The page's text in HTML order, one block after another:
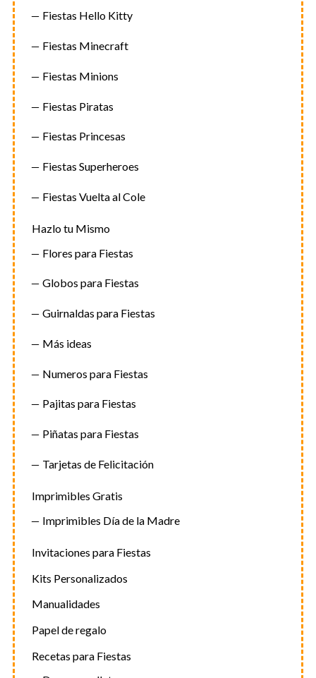
Fiestas Hello Kitty
Fiestas Minecraft
Fiestas Minions
Fiestas Piratas
Fiestas Princesas
Fiestas Superheroes
Fiestas Vuelta al Cole
Hazlo tu Mismo
Flores para Fiestas
Globos para Fiestas
Guirnaldas para Fiestas
Más ideas
Numeros para Fiestas
Pajitas para Fiestas
Piñatas para Fiestas
Tarjetas de Felicitación
Imprimibles Gratis
Imprimibles Día de la Madre
Invitaciones para Fiestas
Kits Personalizados
Manualidades
Papel de regalo
Recetas para Fiestas